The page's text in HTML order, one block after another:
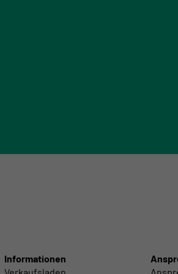
Informationen
Verkaufsladen